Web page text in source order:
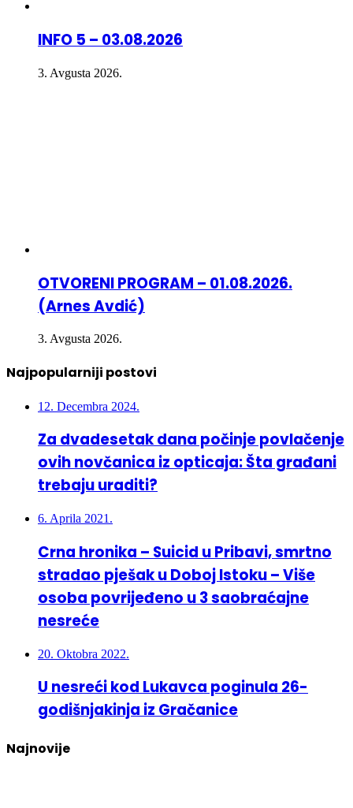
INFO 5 – 03.08.2026
3. Avgusta 2026.
OTVORENI PROGRAM – 01.08.2026.
(Arnes Avdić)
3. Avgusta 2026.
Najpopularniji postovi
12. Decembra 2024.
Za dvadesetak dana počinje povlačenje
ovih novčanica iz opticaja: Šta građani
trebaju uraditi?
6. Aprila 2021.
Crna hronika – Suicid u Pribavi, smrtno
stradao pješak u Doboj Istoku – Više
osoba povrijeđeno u 3 saobraćajne
nesreće
20. Oktobra 2022.
U nesreći kod Lukavca poginula 26-
godišnjakinja iz Gračanice
Najnovije